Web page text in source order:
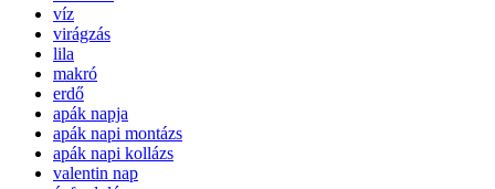
víz
virágzás
lila
makró
erdő
apák napja
apák napi montázs
apák napi kollázs
valentin nap